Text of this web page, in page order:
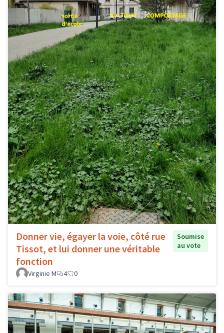
Donner vie, égayer la voie, côté rue
Tissot, et lui donner une véritable
fonction
Soumise
au vote
Virginie M 4 0